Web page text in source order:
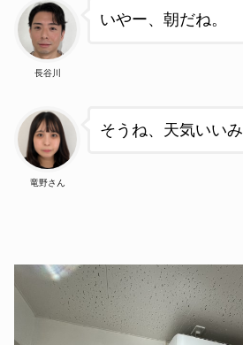
長谷川
いやー、朝だね。
竜野さん
そうね、天気いい